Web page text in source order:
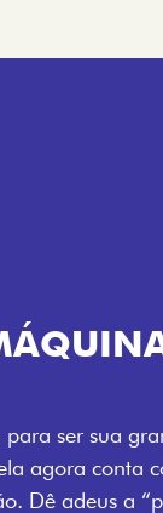
pode
pela
para o